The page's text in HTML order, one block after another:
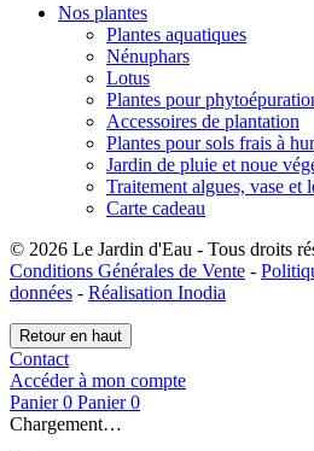
Nos plantes
Plantes aquatiques
Nénuphars
Lotus
Plantes pour
Accessoires de plantation
Plantes pour sols frais à
Jardin de pluie et noue
Traitement algues, vase et
Carte cadeau
© 2026 Le Jardin d'Eau - Tous droits
Conditions Générales de Vente -
données - Réalisation Inodia
Retour en haut
Contact
Accéder à mon compte
Panier 0 Panier 0
Chargement…